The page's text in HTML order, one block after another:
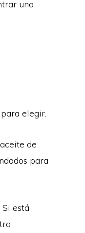
una
elegir.
de
para
está